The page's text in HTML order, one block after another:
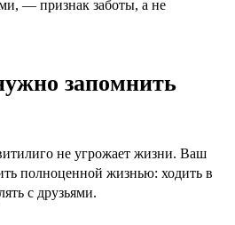
— признак заботы, а не
запомнить
не угрожает жизни. Ваш
полноценной жизнью: ходить в
с друзьями.